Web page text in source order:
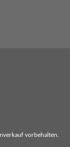
vorbehalten.